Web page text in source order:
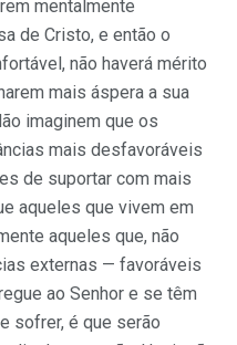
mentalmente
de Cristo, e então o
não haverá mérito
mais áspera a sua
imaginem que os
mais desfavoráveis
de suportar com mais
aqueles que vivem em
aqueles que, não
externas — favo­ráveis
ao Senhor e se têm
sofrer, é que serão